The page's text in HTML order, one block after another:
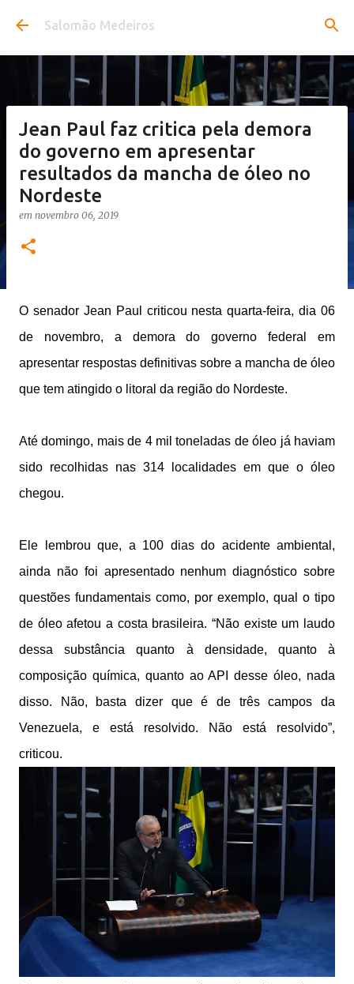
Pular para o conteúdo principal
Salomão Medeiros
Jean Paul faz critica pela demora
do governo em apresentar
resultados da mancha de óleo no
Nordeste
em novembro 06, 2019
O senador Jean Paul criticou nesta quarta-feira, dia 06
de novembro, a demora do governo federal em
apresentar respostas definitivas sobre a mancha de óleo
que tem atingido o litoral da região do Nordeste.
Até domingo, mais de 4 mil toneladas de óleo já haviam
sido recolhidas nas 314 localidades em que o óleo
chegou.
Ele lembrou que, a 100 dias do acidente ambiental,
ainda não foi apresentado nenhum diagnóstico sobre
questões fundamentais como, por exemplo, qual o tipo
de óleo afetou a costa brasileira. “Não existe um laudo
dessa substância quanto à densidade, quanto à
composição química, quanto ao API desse óleo, nada
disso. Não, basta dizer que é de três campos da
Venezuela, e está resolvido. Não está resolvido”,
criticou.